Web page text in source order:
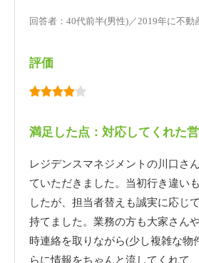
回答者：40代前半(男性)／2019年に不動
評価
満足した点：対応してくれた
レジデンスマネジメントの川口さ
ていただきました。当初行き違い
したが、担当者替えも誠実に応じ
持てました。業務の方も大家さん
時連絡を取りながら(少し複雑な物
らに情報をちゃんと流してくれて